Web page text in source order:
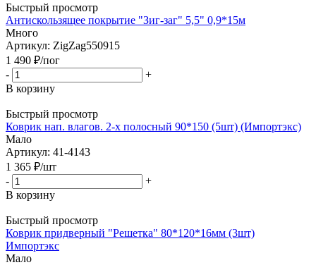
Быстрый просмотр
Антискользящее покрытие "Зиг-заг" 5,5" 0,9*15м
Много
Артикул: ZigZag550915
1 490 ₽/пог
-
+
В корзину
Быстрый просмотр
Коврик нап. влагов. 2-х полосный 90*150 (5шт) (Импортэкс)
Мало
Артикул: 41-4143
1 365 ₽/шт
-
+
В корзину
Быстрый просмотр
Коврик придверный "Решетка" 80*120*16мм (3шт)
Импортэкс
Мало